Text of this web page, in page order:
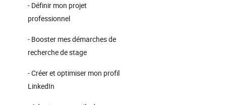
- Définir mon projet
professionnel
- Booster mes démarches de
recherche de stage
- Créer et optimiser mon profil
LinkedIn